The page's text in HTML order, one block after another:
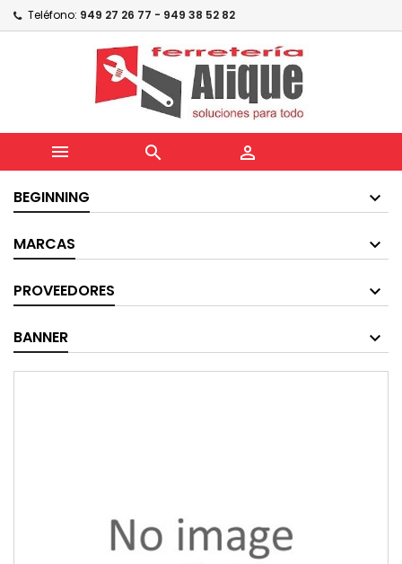
Teléfono: 949 27 26 77 - 949 38 52 82
  
BEGINNING
MARCAS
PROVEEDORES
BANNER